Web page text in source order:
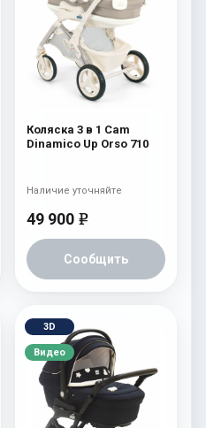
Коляска 3 в 1 Cam
Dinamico Up Orso 710
49 900 e
Сообщить
Наличие уточняйте
3D
Видео